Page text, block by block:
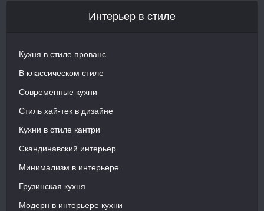
Интерьер в стиле
Кухня в стиле прованс
В классическом стиле
Современные кухни
Стиль хай-тек в дизайне
Кухни в стиле кантри
Скандинавский интерьер
Минимализм в интерьере
Грузинская кухня
Модерн в интерьере кухни